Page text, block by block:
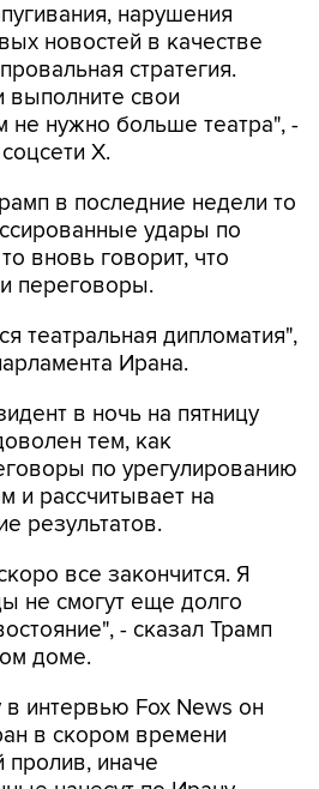
нарушения
новостей в качестве
стратегия.
выполните свои
не нужно больше театра", -
X.
в последние недели то
удары по
вновь говорит, что
переговоры.
театральная дипломатия",
Ирана.
в ночь на пятницу
тем, как
по урегулированию
и рассчитывает на
результатов.
все закончится. Я
не смогут еще долго
- сказал Трамп
доме.
интервью Fox News он
в скором времени
пролив, иначе